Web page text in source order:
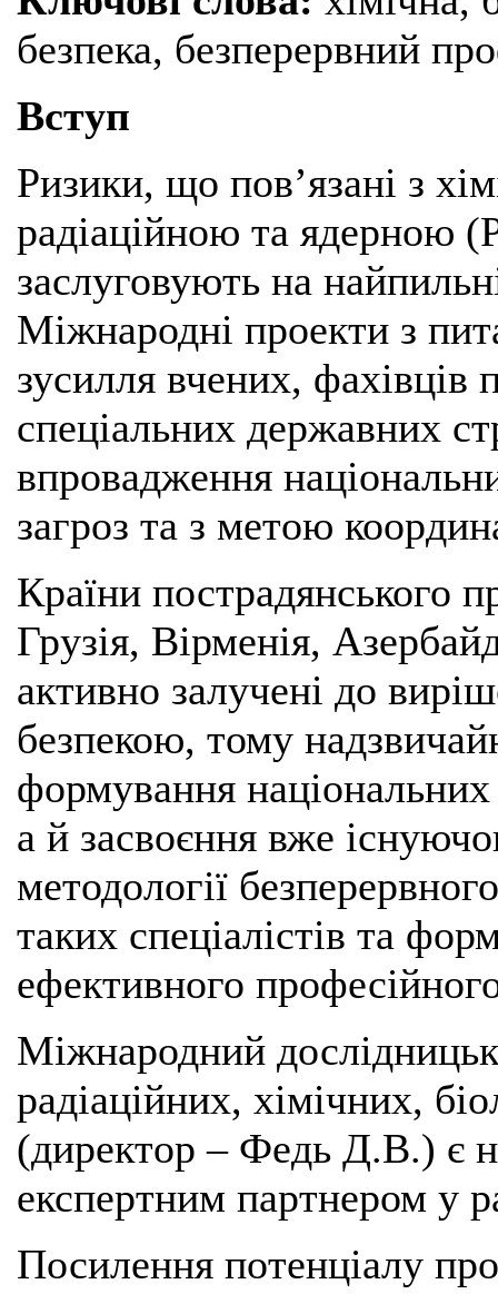
безпека, безперервний
Вступ
Ризики, що пов’язані з
радіаційною та ядерною
заслуговують на
Міжнародні проекти з
зусилля вчених, фахівців
спеціальних державних
впровадження
загроз та з метою
Країни пострадянського
Грузія, Вірменія,
активно залучені до
безпекою, тому
формування
а й засвоєння вже
методології
таких спеціалістів та
ефективного
Міжнародний
радіаційних, хімічних,
(директор – Федь Д.В.) є
експертним партнером у
Посилення потенціалу